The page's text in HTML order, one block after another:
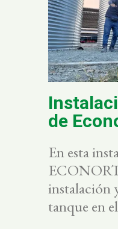
de
En esta
instalación
tanque en